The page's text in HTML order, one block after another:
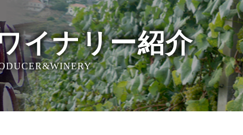
イナリー紹介